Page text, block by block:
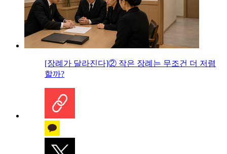
[장례가 달라진다]② 작은 장례는 무조건 더 저렴
할까?